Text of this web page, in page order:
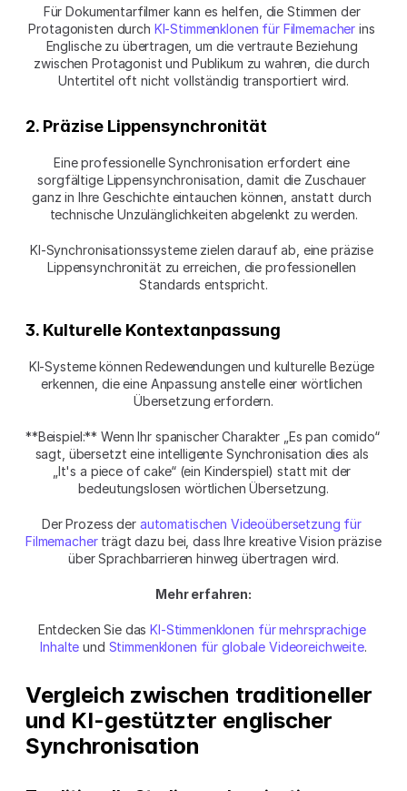
Für Dokumentarfilmer kann es helfen, die Stimmen der
Protagonisten durch KI-Stimmenklonen für Filmemacher ins
Englische zu übertragen, um die vertraute Beziehung
zwischen Protagonist und Publikum zu wahren, die durch
Untertitel oft nicht vollständig transportiert wird.
2. Präzise Lippensynchronität
Eine professionelle Synchronisation erfordert eine
sorgfältige Lippensynchronisation, damit die Zuschauer
ganz in Ihre Geschichte eintauchen können, anstatt durch
technische Unzulänglichkeiten abgelenkt zu werden.
KI-Synchronisationssysteme zielen darauf ab, eine präzise
Lippensynchronität zu erreichen, die professionellen
Standards entspricht.
3. Kulturelle Kontextanpassung
KI-Systeme können Redewendungen und kulturelle Bezüge
erkennen, die eine Anpassung anstelle einer wörtlichen
Übersetzung erfordern.
**Beispiel:** Wenn Ihr spanischer Charakter „Es pan comido“
sagt, übersetzt eine intelligente Synchronisation dies als
„It's a piece of cake“ (ein Kinderspiel) statt mit der
bedeutungslosen wörtlichen Übersetzung.
Der Prozess der automatischen Videoübersetzung für
Filmemacher trägt dazu bei, dass Ihre kreative Vision präzise
über Sprachbarrieren hinweg übertragen wird.
Mehr erfahren:
Entdecken Sie das KI-Stimmenklonen für mehrsprachige
Inhalte und Stimmenklonen für globale Videoreichweite.
Vergleich zwischen traditioneller
und KI-gestützter englischer
Synchronisation